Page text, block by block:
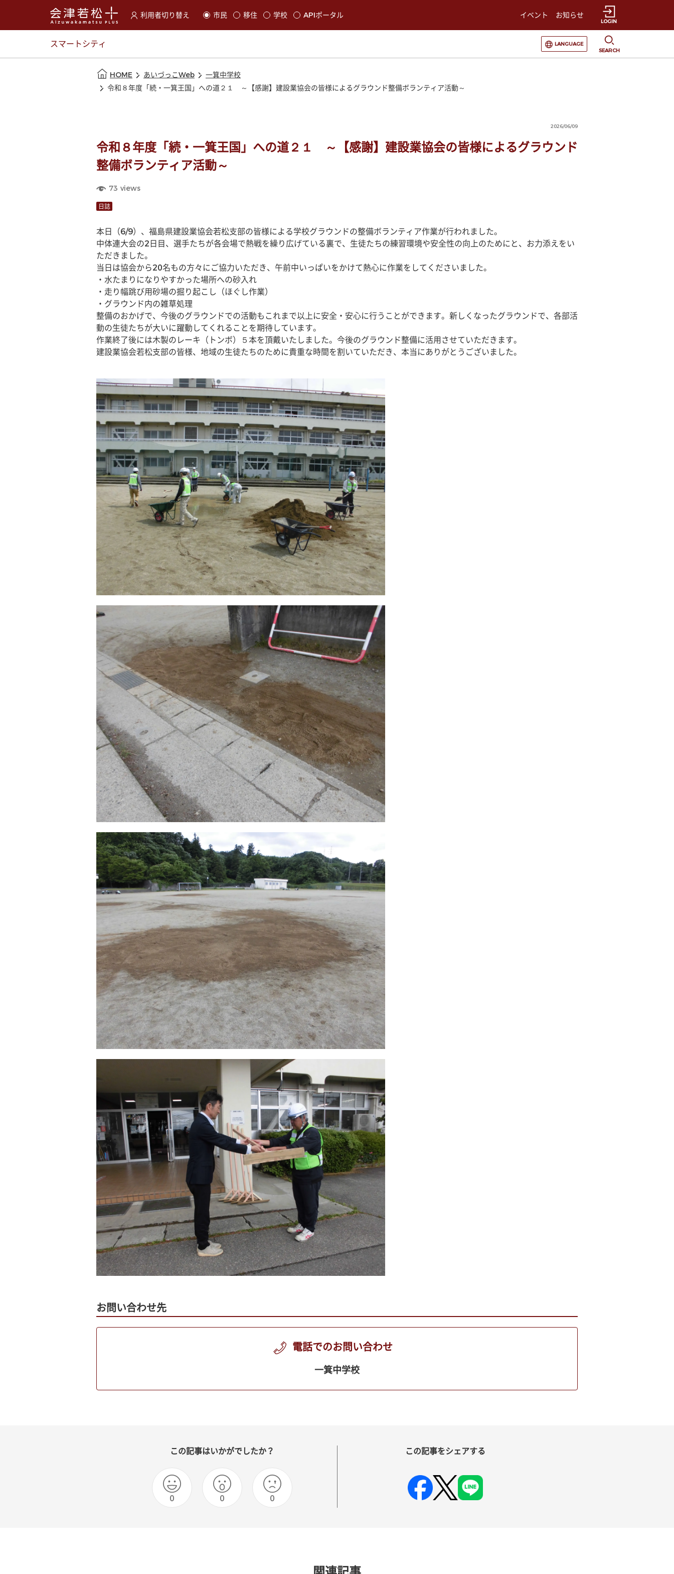
利用者切り替え
選択すると利用者の切替が発生します
市民 移住 学校 APIポータル イベント お知らせ
LOGIN
スマートシティ
選択すると言語の切替が発生します
LANGUAGE
SEARCH
HOME あいづっこWeb
一箕中学校
令和８年度「続・一箕王国」への道２１ ～【感謝】建設業協会の皆様によるグラウンド整備ボランティア活動～
2026/06/09
令和８年度「続・一箕王国」への道２１ ～【感謝】建設業協会の皆様によるグラウンド
整備ボランティア活動～
73 views
日誌
本日（6/9）、福島県建設業協会若松支部の皆様による学校グラウンドの整備ボランティア作業が行われました。
中体連大会の2日目、選手たちが各会場で熱戦を繰り広げている裏で、生徒たちの練習環境や安全性の向上のためにと、お力添えをい
ただきました。
当日は協会から20名もの方々にご協力いただき、午前中いっぱいをかけて熱心に作業をしてくださいました。
・水たまりになりやすかった場所への砂入れ
・走り幅跳び用砂場の掘り起こし（ほぐし作業）
・グラウンド内の雑草処理
整備のおかげで、今後のグラウンドでの活動もこれまで以上に安全・安心に行うことができます。新しくなったグラウンドで、各部活
動の生徒たちが大いに躍動してくれることを期待しています。
作業終了後には木製のレーキ（トンボ）５本を頂戴いたしました。今後のグラウンド整備に活用させていただきます。
建設業協会若松支部の皆様、地域の生徒たちのために貴重な時間を割いていただき、本当にありがとうございました。
お問い合わせ先
電話でのお問い合わせ
一箕中学校
この記事はいかがでしたか？
0 0 0
この記事をシェアする